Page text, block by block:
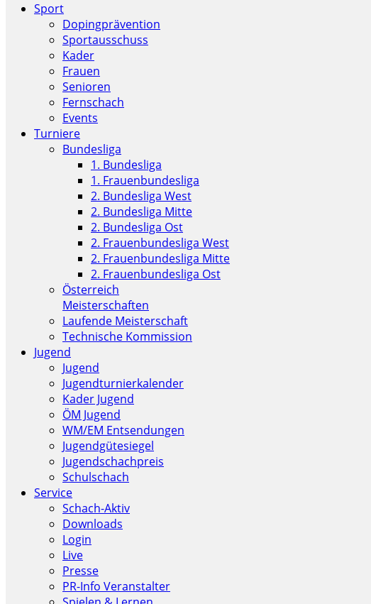
Sport
Dopingprävention
Sportausschuss
Kader
Frauen
Senioren
Fernschach
Events
Turniere
Bundesliga
1. Bundesliga
1. Frauenbundesliga
2. Bundesliga West
2. Bundesliga Mitte
2. Bundesliga Ost
2. Frauenbundesliga West
2. Frauenbundesliga Mitte
2. Frauenbundesliga Ost
Österreich
Meisterschaften
Laufende Meisterschaft
Technische Kommission
Jugend
Jugend
Jugendturnierkalender
Kader Jugend
ÖM Jugend
WM/EM Entsendungen
Jugendgütesiegel
Jugendschachpreis
Schulschach
Service
Schach-Aktiv
Downloads
Login
Live
Presse
PR-Info Veranstalter